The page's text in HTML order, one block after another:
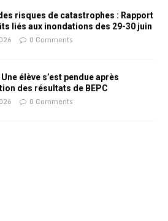
risques de catastrophes : Rapport
liés aux inondations des 29-30 juin
0 Comments
Une élève s’est pendue après
des résultats de BEPC
0 Comments